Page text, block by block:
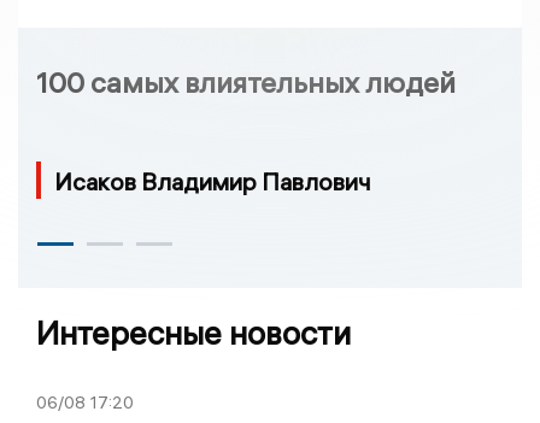
100 самых влиятельных людей
Исаков Владимир Павлович
Интересные новости
06/08 17:20